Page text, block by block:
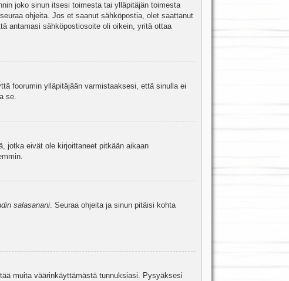
joko sinun itsesi toimesta tai ylläpitäjän toimesta
ohjeita. Jos et saanut sähköpostia, olet saattanut
antamasi sähköpostiosoite oli oikein, yritä ottaa
foorumin ylläpitäjään varmistaaksesi, että sinulla ei
se.
jotka eivät ole kirjoittaneet pitkään aikaan
salasanani. Seuraa ohjeita ja sinun pitäisi kohta
muita väärinkäyttämästä tunnuksiasi. Pysyäksesi